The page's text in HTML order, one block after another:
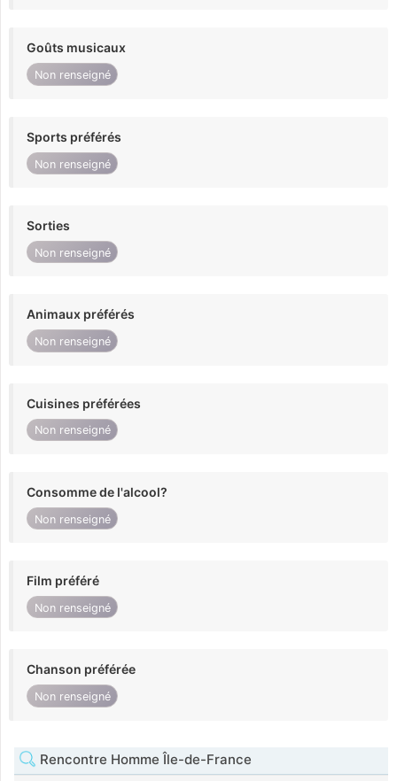
Goûts musicaux
Non renseigné
Sports préférés
Non renseigné
Sorties
Non renseigné
Animaux préférés
Non renseigné
Cuisines préférées
Non renseigné
Consomme de l'alcool?
Non renseigné
Film préféré
Non renseigné
Chanson préférée
Non renseigné
Rencontre Homme Île-de-France